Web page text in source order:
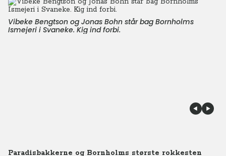
Vibeke Bengtson og Jonas Bohn står bag Bornholms
Ismejeri i Svaneke. Kig ind forbi.
Paradisbakkerne og Bornholms største rokkesten